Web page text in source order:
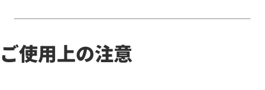
ご使用上の注意